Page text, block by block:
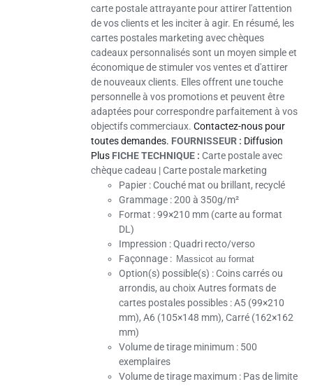
carte postale attrayante pour attirer l'attention
de vos clients et les inciter à agir. En résumé, les
cartes postales marketing avec chèques
cadeaux personnalisés sont un moyen simple et
économique de stimuler vos ventes et d'attirer
de nouveaux clients. Elles offrent une touche
personnelle à vos promotions et peuvent être
adaptées pour correspondre parfaitement à vos
objectifs commerciaux.Contactez-nous pour
toutes demandes. FOURNISSEUR : Diffusion
Plus FICHE TECHNIQUE :Carte postale avec
chèque cadeau | Carte postale marketing
Papier :Couché mat ou brillant, recyclé
Grammage :200 à 350g/m²
Format : 99×210 mm (carte au format
DL)
Impression :Quadri recto/verso
Façonnage : Massicot au format
Option(s) possible(s) : Coins carrés ou
arrondis, au choix Autres formats de
cartes postales possibles : A5 (99×210
mm), A6 (105×148 mm), Carré (162×162
mm)
Volume de tirage minimum : 500
exemplaires
Volume de tirage maximum : Pas de limite